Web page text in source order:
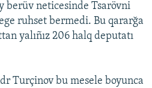
berüv neticesinde Tsarövni
ruhset bermedi. Bu qararğa
yalıñız 206 halq deputatı
Turçinov bu mesele boyunca